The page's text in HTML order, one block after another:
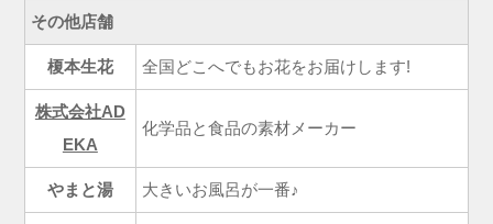
その他店舗
榎本生花 全国どこへでもお花をお届けします!
株式会社AD
EKA
化学品と食品の素材メーカー
やまと湯 大きいお風呂が一番♪